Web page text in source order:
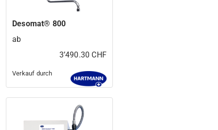
Desomat® 800
ab
3’490.30 CHF
Verkauf durch